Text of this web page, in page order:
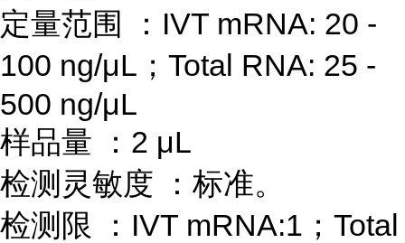
定量范围
： IVT mRNA: 20 -
100 ng/μL ； Total RNA: 25 -
500 ng/μL
样品量
： 2 μL
检测灵敏度
：标准。
检测限
： IVT mRNA:1 ； Total